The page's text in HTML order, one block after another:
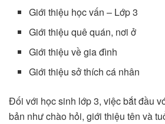
Giới thiệu học vấn – Lớp 3
Giới thiệu quê quán, nơi ở
Giới thiệu về gia đình
Giới thiệu sở thích cá nhân
Đối với học sinh lớp 3, việc bắt đầu
bản như chào hỏi, giới thiệu tên và